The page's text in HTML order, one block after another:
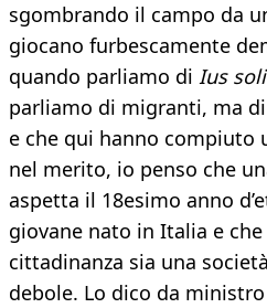
sgombrando il campo da
giocano furbescamente
quando parliamo di Ius soli
parliamo di migranti, ma
e che qui hanno compiuto
nel merito, io penso che
aspetta il 18esimo anno
giovane nato in Italia e
cittadinanza sia una
debole. Lo dico da